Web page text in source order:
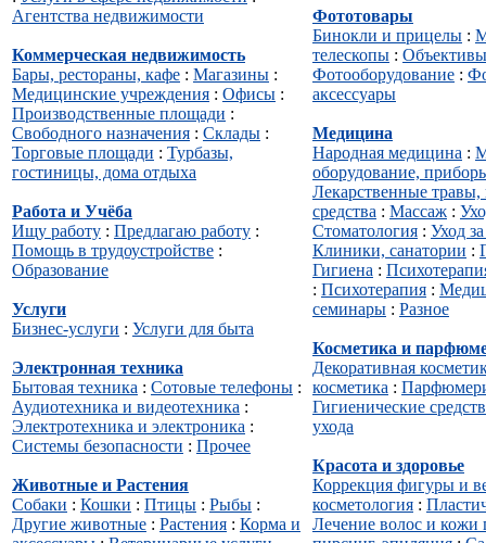
Агентства недвижимости
Коммерческая недвижимость
Бары, рестораны, кафе : Магазины :
Медицинские учреждения : Офисы :
Производственные площади :
Свободного назначения : Склады :
Торговые площади : Турбазы,
гостиницы, дома отдыха
Работа и Учёба
Ищу работу : Предлагаю работу :
Помощь в трудоустройстве :
Образование
Услуги
Бизнес-услуги : Услуги для быта
Электронная техника
Бытовая техника : Сотовые телефоны :
Аудиотехника и видеотехника :
Электротехника и электроника :
Системы безопасности : Прочее
Животные и Растения
Собаки : Кошки : Птицы : Рыбы :
Другие животные : Растения : Корма и
Фототовары
Бинокли и прицелы :
телескопы : Объективы
Фотооборудование :
аксессуары
Медицина
Народная медицина :
оборудование,
Лекарственные
средства : Массаж :
Стоматология : Уход
Клиники, санатории :
Гигиена :
: Психотерапия :
семинары : Разное
Косметика и
Декоративная
косметика :
Гигиенические
ухода
Красота и здоровье
Коррекция фигуры и
косметология :
Лечение волос и кожи